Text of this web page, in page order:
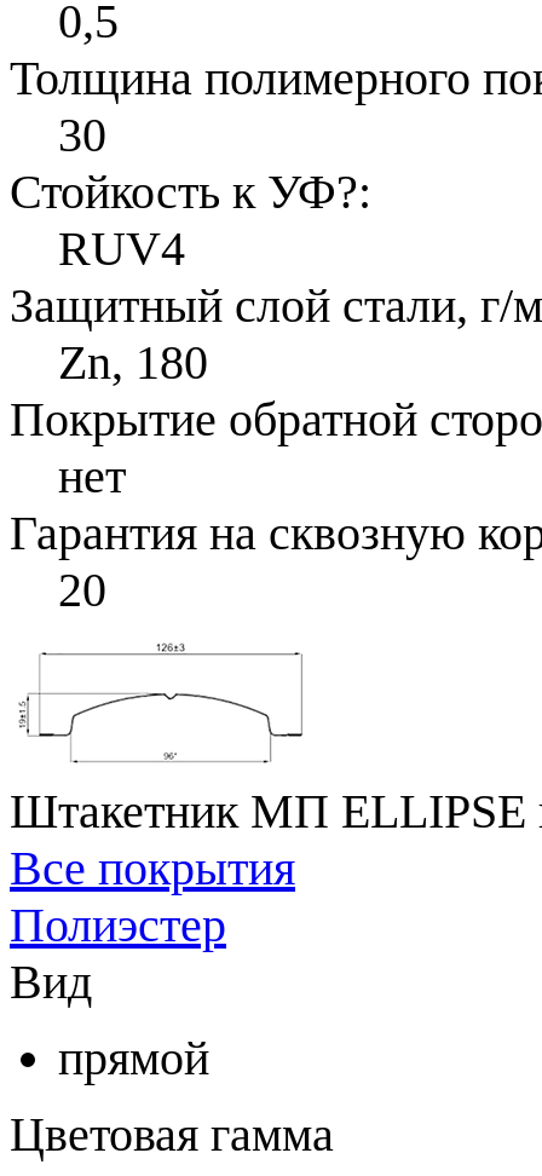
0,5
Толщина полимерного
30
Стойкость к УФ?:
RUV4
Защитный слой стали, г/
Zn, 180
Покрытие обратной
нет
Гарантия на сквозную
20
Штакетник МП ELLIPSE
Все покрытия
Полиэстер
Вид
прямой
Цветовая гамма